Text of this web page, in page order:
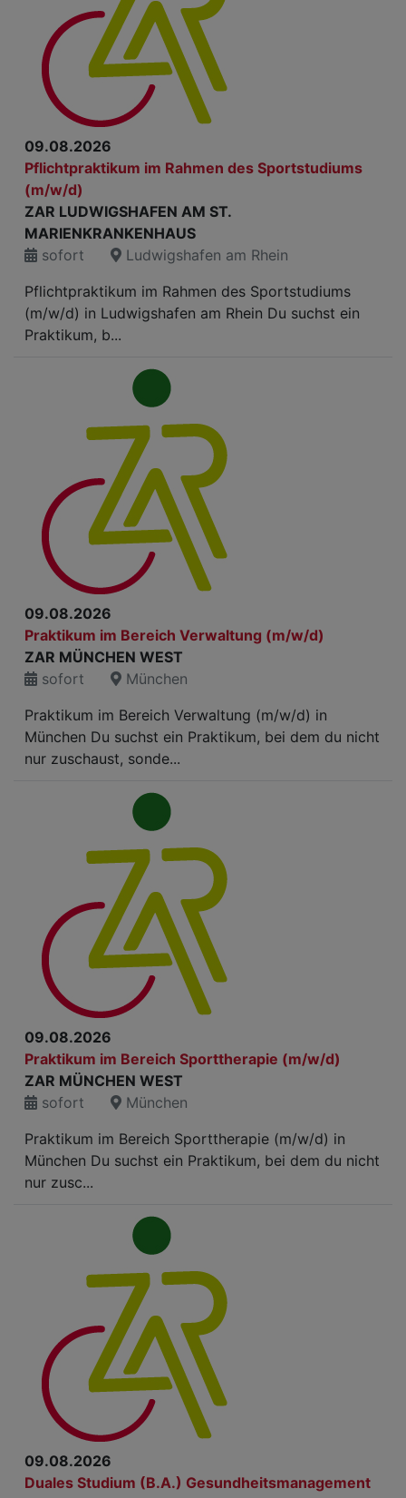
09.08.2026
Pflichtpraktikum im Rahmen des Sportstudiums
(m/w/d)
ZAR LUDWIGSHAFEN AM ST.
MARIENKRANKENHAUS
sofort
Ludwigshafen am Rhein
Pflichtpraktikum im Rahmen des Sportstudiums
(m/w/d) in Ludwigshafen am Rhein Du suchst ein
Praktikum, b...
09.08.2026
Praktikum im Bereich Verwaltung (m/w/d)
ZAR MÜNCHEN WEST
sofort
München
Praktikum im Bereich Verwaltung (m/w/d) in
München Du suchst ein Praktikum, bei dem du nicht
nur zuschaust, sonde...
09.08.2026
Praktikum im Bereich Sporttherapie (m/w/d)
ZAR MÜNCHEN WEST
sofort
München
Praktikum im Bereich Sporttherapie (m/w/d) in
München Du suchst ein Praktikum, bei dem du nicht
nur zusc...
09.08.2026
Duales Studium (B.A.) Gesundheitsmanagement